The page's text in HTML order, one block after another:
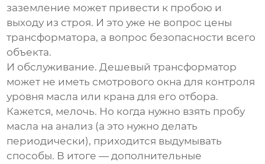
заземление может привести к пробою и
выходу из строя. И это уже не вопрос цены
трансформатора, а вопрос безопасности всего
объекта.
И обслуживание. Дешевый трансформатор
может не иметь смотрового окна для контроля
уровня масла или крана для его отбора.
Кажется, мелочь. Но когда нужно взять пробу
масла на анализ (а это нужно делать
периодически), приходится выдумывать
способы. В итоге — дополнительные